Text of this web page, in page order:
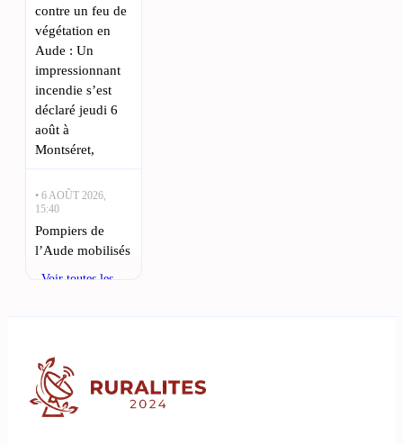
contre un feu de
végétation en
Aude : Un
impressionnant
incendie s’est
déclaré jeudi 6
août à
Montséret,
• 6 AOÛT 2026,
15:40
Pompiers de
l’Aude mobilisés
l’Aude : un
• 5 AOÛT 2026,
Voir toutes les